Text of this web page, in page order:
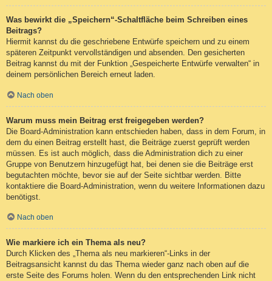
Was bewirkt die „Speichern“-Schaltfläche beim Schreiben eines
Beitrags?
Hiermit kannst du die geschriebene Entwürfe speichern und zu einem
späteren Zeitpunkt vervollständigen und absenden. Den gesicherten
Beitrag kannst du mit der Funktion „Gespeicherte Entwürfe verwalten“ in
deinem persönlichen Bereich erneut laden.
Nach oben
Warum muss mein Beitrag erst freigegeben werden?
Die Board-Administration kann entschieden haben, dass in dem Forum, in
dem du einen Beitrag erstellt hast, die Beiträge zuerst geprüft werden
müssen. Es ist auch möglich, dass die Administration dich zu einer
Gruppe von Benutzern hinzugefügt hat, bei denen sie die Beiträge erst
begutachten möchte, bevor sie auf der Seite sichtbar werden. Bitte
kontaktiere die Board-Administration, wenn du weitere Informationen dazu
benötigst.
Nach oben
Wie markiere ich ein Thema als neu?
Durch Klicken des „Thema als neu markieren“-Links in der
Beitragsansicht kannst du das Thema wieder ganz nach oben auf die
erste Seite des Forums holen. Wenn du den entsprechenden Link nicht